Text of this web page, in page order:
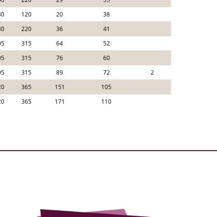
120 20
38
220 36
41
315 64
52
315 76
60
315 89 72
2
365 151
105
365 171 110